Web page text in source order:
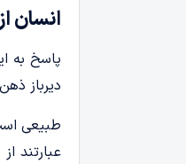
انسان
پاسخ به
دیرباز
طبیعی
عبارتند